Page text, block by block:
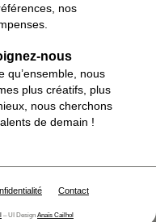
nos
nous
qu’ensemble, nous
plus créatifs, plus
nous cherchons
de demain !
Contact
– UI Design Anaïs Cailhol